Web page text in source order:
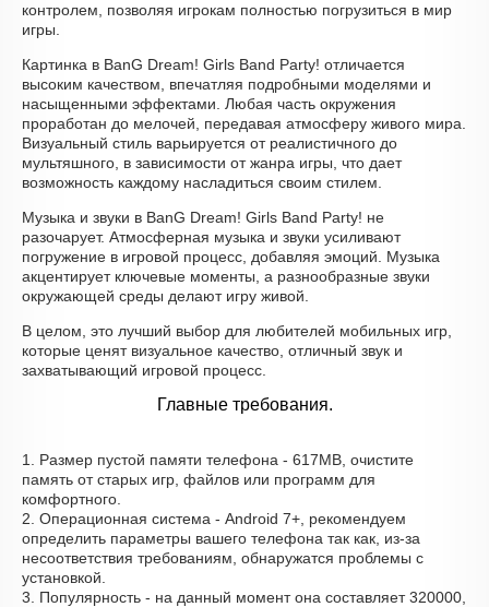
контролем, позволяя игрокам полностью погрузиться в мир
игры.
Картинка в BanG Dream! Girls Band Party! отличается
высоким качеством, впечатляя подробными моделями и
насыщенными эффектами. Любая часть окружения
проработан до мелочей, передавая атмосферу живого мира.
Визуальный стиль варьируется от реалистичного до
мультяшного, в зависимости от жанра игры, что дает
возможность каждому насладиться своим стилем.
Музыка и звуки в BanG Dream! Girls Band Party! не
разочарует. Атмосферная музыка и звуки усиливают
погружение в игровой процесс, добавляя эмоций. Музыка
акцентирует ключевые моменты, а разнообразные звуки
окружающей среды делают игру живой.
В целом, это лучший выбор для любителей мобильных игр,
которые ценят визуальное качество, отличный звук и
захватывающий игровой процесс.
Главные требования.
1. Размер пустой памяти телефона - 617MB, очистите
память от старых игр, файлов или программ для
комфортного.
2. Операционная система - Android 7+, рекомендуем
определить параметры вашего телефона так как, из-за
несоответствия требованиям, обнаружатся проблемы с
установкой.
3. Популярность - на данный момент она составляет 320000,